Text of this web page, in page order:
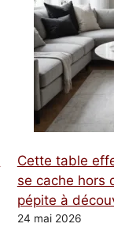
Cette table
se cache hors
pépite à
24 mai 2026